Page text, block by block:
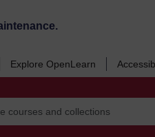
Explore OpenLearn